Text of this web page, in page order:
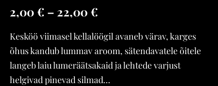
2,00 € – 22,00 €
Kesköö viimasel kellalöögil avaneb värav, karges
õhus kandub lummav aroom, sätendavatele õitele
langeb laiu lumeräätsakaid ja lehtede varjust
helgivad pinevad silmad...